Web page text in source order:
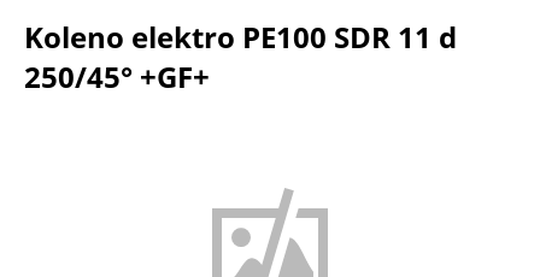
Koleno elektro PE100 SDR 11 d
250/45° +GF+